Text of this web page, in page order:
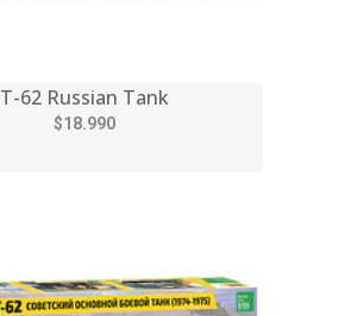
T-62 Russian Tank
$18.990